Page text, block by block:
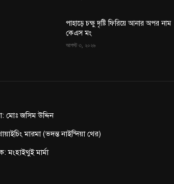
পাহাড়ে চক্ষু দৃষ্টি ফিরিয়ে আনার অপর নাম
কেএস মং
আগস্ট ৩, ২০২৬
মোঃ জসিম উদ্দিন
মারমা (ভদন্ত নাইন্দিয়া থের)
মংহাইথুই মার্মা